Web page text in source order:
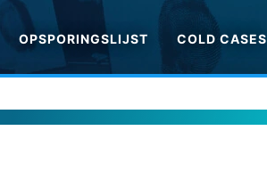
OPSPORINGSLIJST COLD CASES